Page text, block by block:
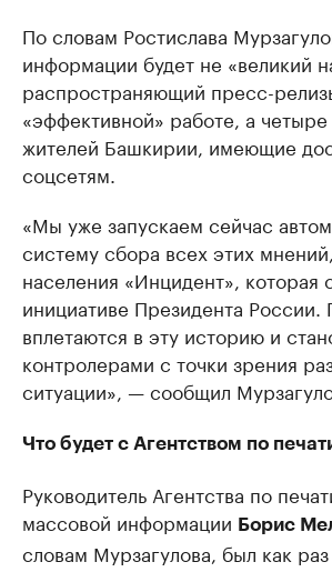
По словам Ростислава
информации будет не «великий
распространяющий пресс-
«эффективной» работе, а
жителей Башкирии, имеющие
соцсетям.​
«Мы уже запускаем сейчас
систему сбора всех этих
населения «Инцидент», которая
инициативе Президента
вплетаются в эту историю и
контролерами с точки зрения
ситуации», — сообщил
Что будет с Агентством по
Руководитель Агентства по
массовой информации Борис
словам Мурзагулова, был как